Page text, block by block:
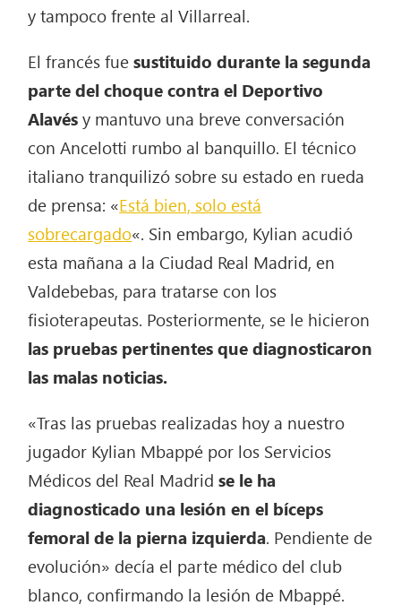
y tampoco frente al Villarreal.
El francés fuesustituido durante la segunda
parte del choque contra el Deportivo
Alavésy mantuvo una breve conversación
con Ancelotti rumbo al banquillo. El técnico
italiano tranquilizó sobre su estado en rueda
de prensa: «Está bien, solo está
sobrecargado«. Sin embargo, Kylian acudió
esta mañana a la Ciudad Real Madrid, en
Valdebebas, para tratarse con los
fisioterapeutas. Posteriormente, se le hicieron
las pruebas pertinentes que diagnosticaron
las malas noticias.
«Tras las pruebas realizadas hoy a nuestro
jugador Kylian Mbappé por los Servicios
Médicos del Real Madridse le ha
diagnosticado una lesión en el bíceps
femoral de la pierna izquierda. Pendiente de
evolución» decía el parte médico del club
blanco, confirmando la lesión de Mbappé.